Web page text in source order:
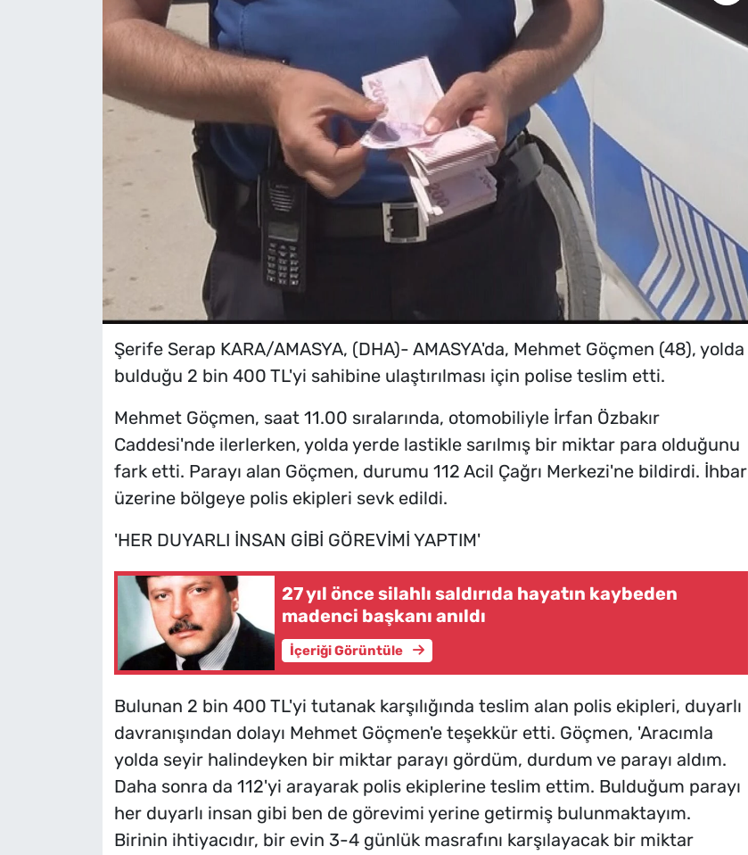
Şerife Serap KARA/AMASYA, (DHA)- AMASYA'da, Mehmet Göçmen (48), yolda
bulduğu 2 bin 400 TL'yi sahibine ulaştırılması için polise teslim etti.
Mehmet Göçmen, saat 11.00 sıralarında, otomobiliyle İrfan Özbakır
Caddesi'nde ilerlerken, yolda yerde lastikle sarılmış bir miktar para olduğunu
fark etti. Parayı alan Göçmen, durumu 112 Acil Çağrı Merkezi'ne bildirdi. İhbar
üzerine bölgeye polis ekipleri sevk edildi.
'HER DUYARLI İNSAN GİBİ GÖREVİMİ YAPTIM'
27 yıl önce silahlı saldırıda hayatın kaybeden
madenci başkanı anıldı
İçeriği Görüntüle
Bulunan 2 bin 400 TL'yi tutanak karşılığında teslim alan polis ekipleri, duyarlı
davranışından dolayı Mehmet Göçmen'e teşekkür etti. Göçmen, 'Aracımla
yolda seyir halindeyken bir miktar parayı gördüm, durdum ve parayı aldım.
Daha sonra da 112'yi arayarak polis ekiplerine teslim ettim. Bulduğum parayı
her duyarlı insan gibi ben de görevimi yerine getirmiş bulunmaktayım.
Birinin ihtiyacıdır, bir evin 3-4 günlük masrafını karşılayacak bir miktar